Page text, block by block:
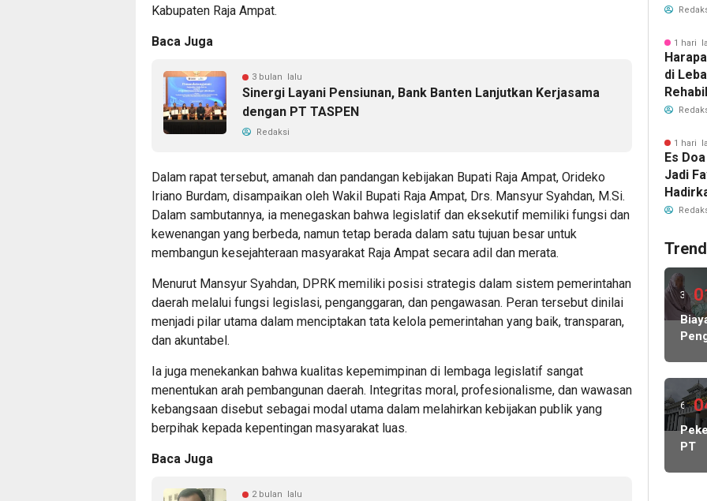
Kabupaten Raja Ampat.
Baca Juga
3 bulan lalu
Sinergi Layani Pensiunan, Bank Banten Lanjutkan Kerjasama
dengan PT TASPEN
Redaksi
Dalam rapat tersebut, amanah dan pandangan kebijakan Bupati Raja Ampat, Orideko
Iriano Burdam, disampaikan oleh Wakil Bupati Raja Ampat, Drs. Mansyur Syahdan, M.Si.
Dalam sambutannya, ia menegaskan bahwa legislatif dan eksekutif memiliki fungsi dan
kewenangan yang berbeda, namun tetap berada dalam satu tujuan besar untuk
membangun kesejahteraan masyarakat Raja Ampat secara adil dan merata.
Menurut Mansyur Syahdan, DPRK memiliki posisi strategis dalam sistem pemerintahan
daerah melalui fungsi legislasi, penganggaran, dan pengawasan. Peran tersebut dinilai
menjadi pilar utama dalam menciptakan tata kelola pemerintahan yang baik, transparan,
dan akuntabel.
Ia juga menekankan bahwa kualitas kepemimpinan di lembaga legislatif sangat
menentukan arah pembangunan daerah. Integritas moral, profesionalisme, dan wawasan
kebangsaan disebut sebagai modal utama dalam melahirkan kebijakan publik yang
berpihak kepada kepentingan masyarakat luas.
Baca Juga
2 bulan lalu
1 hari
di
Dibuka
1 hari
Es
Jadi
Es
3
hari
lalu
KP
6
hari
lalu
PT